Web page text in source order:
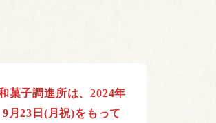
菓子調進所は、2024年
9月23日(月祝)をもって